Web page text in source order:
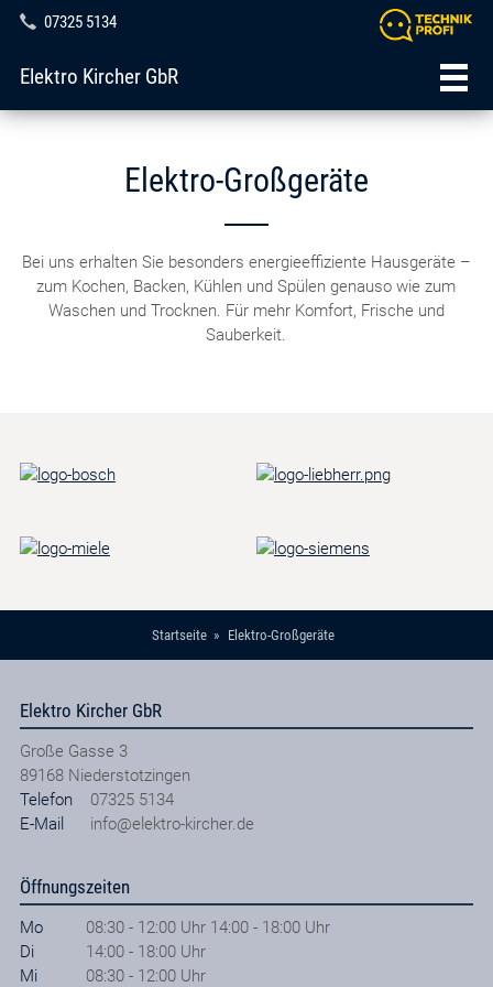
07325 5134
Elektro Kircher GbR
Elektro-Großgeräte
Bei uns erhalten Sie besonders energieeffiziente Hausgeräte –
zum Kochen, Backen, Kühlen und Spülen genauso wie zum
Waschen und Trocknen. Für mehr Komfort, Frische und
Sauberkeit.
Startseite Elektro-Großgeräte
Elektro Kircher GbR
Große Gasse 3
89168 Niederstotzingen
Telefon
07325 5134
E-Mail
info@elektro-kircher.de
Öffnungszeiten
Mo
08:30 - 12:00 Uhr 14:00 - 18:00 Uhr
Di
14:00 - 18:00 Uhr
Mi
08:30 - 12:00 Uhr